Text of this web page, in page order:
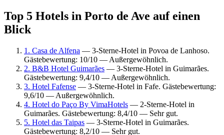
Top 5 Hotels in Porto de Ave auf einen
Blick
1. Casa de Alfena — 3-Sterne-Hotel in Povoa de Lanhoso.
Gästebewertung: 10/10 — Außergewöhnlich.
2. B&B Hotel Guimarães — 3-Sterne-Hotel in Guimarães.
Gästebewertung: 9,4/10 — Außergewöhnlich.
3. Hotel Fafense — 3-Sterne-Hotel in Fafe. Gästebewertung:
9,6/10 — Außergewöhnlich.
4. Hotel do Paço By VimaHotels — 2-Sterne-Hotel in
Guimarães. Gästebewertung: 8,4/10 — Sehr gut.
5. Hotel das Taipas — 3-Sterne-Hotel in Guimarães.
Gästebewertung: 8,2/10 — Sehr gut.